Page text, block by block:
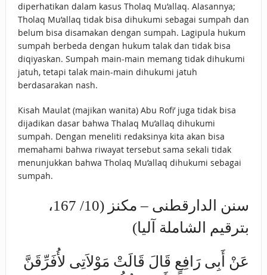
diperhatikan dalam kasus Tholaq Mu’allaq. Alasannya;
Tholaq Mu’allaq tidak bisa dihukumi sebagai sumpah dan
belum bisa disamakan dengan sumpah. Lagipula hukum
sumpah berbeda dengan hukum talak dan tidak bisa
diqiyaskan. Sumpah main-main memang tidak dihukumi
jatuh, tetapi talak main-main dihukumi jatuh
berdasarakan nash.
Kisah Maulat (majikan wanita) Abu Rofi’ juga tidak bisa
dijadikan dasar bahwa Thalaq Mu’allaq dihukumi
sumpah. Dengan meneliti redaksinya kita akan bisa
memahami bahwa riwayat tersebut sama sekali tidak
menunjukkan bahwa Tholaq Mu’allaq dihukumi sebagai
sumpah.
سنن الدارقطنى – مكنز (10/ 167،
بترقيم الشاملة آليا)
عَنْ أَبِى رَافِعٍ قَالَ قَالَتْ مَوْلاَتِى لأُفَرِّقَنَّ